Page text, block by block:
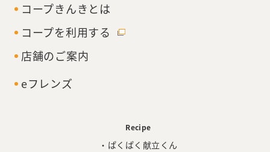
コープきんきとは
コープを利用する
店舗のご案内
eフレンズ
Recipe
・ぱくぱく献立くん